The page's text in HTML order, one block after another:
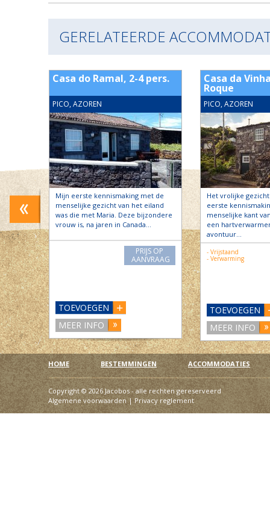
GERELATEERDE
en
OP
Casa do Ramal, 2-4 pers.
PICO, AZOREN
Mijn eerste kennismaking met de
menselijke gezicht van het eiland
was die met Maria. Deze bijzondere
vrouw is, na jaren in Canada…
PRIJS OP
AANVRAAG
TOEVOEGEN
MEER INFO
Casa da
Roque
PICO, AZOREN
Het vrolijke
eerste
menselijke kant
een
avontuur…
- Vrijstaand
- Verwarming
TOEVOEGEN
MEER INFO
HOME BESTEMMINGEN ACCOMMODATIES
Copyright © 2026 Jacobos - alle rechten gereserveerd
Algemene voorwaarden|Privacy reglement